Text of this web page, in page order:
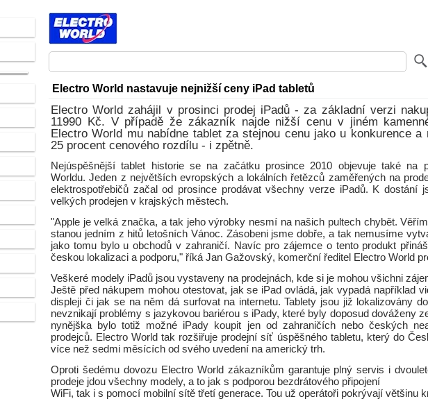
Electro World nastavuje nejnižší ceny iPad tabletů
Electro World zahájil v prosinci prodej iPadů - za základní verzi
11990 Kč. V případě že zákazník najde nižší cenu v jiném
Electro World mu nabídne tablet za stejnou cenu jako u konkurence
25 procent cenového rozdílu - i zpětně.
Nejúspěšnější tablet historie se na začátku prosince 2010 objevuje také na
Worldu. Jeden z největších evropských a lokálních řetězců zaměřených na
elektrospotřebičů začal od prosince prodávat všechny verze iPadů. K dostání
velkých prodejen v krajských městech.
"Apple je velká značka, a tak jeho výrobky nesmí na našich pultech chybět.
stanou jedním z hitů letošních Vánoc. Zásobeni jsme dobře, a tak nemusíme
jako tomu bylo u obchodů v zahraničí. Navíc pro zájemce o tento produkt
českou lokalizaci a podporu," říká Jan Gažovský, komerční ředitel Electro World
Veškeré modely iPadů jsou vystaveny na prodejnách, kde si je mohou všichni
Ještě před nákupem mohou otestovat, jak se iPad ovládá, jak vypadá například
displeji či jak se na něm dá surfovat na internetu. Tablety jsou již lokalizovány
nevznikají problémy s jazykovou bariérou s iPady, které byly doposud dováženy
nynějška bylo totiž možné iPady koupit jen od zahraničích nebo českých
prodejců. Electro World tak rozšiřuje prodejní síť úspěšného tabletu, který do
více než sedmi měsících od svého uvedení na americký trh.
Oproti šedému dovozu Electro World zákazníkům garantuje plný servis i
prodeje jdou všechny modely, a to jak s podporou bezdrátového připojení
WiFi, tak i s pomocí mobilní sítě třetí generace. Tou už operátoři pokrývají většinu